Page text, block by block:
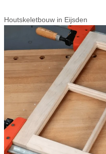
Houtskeletbouw in Eijsden